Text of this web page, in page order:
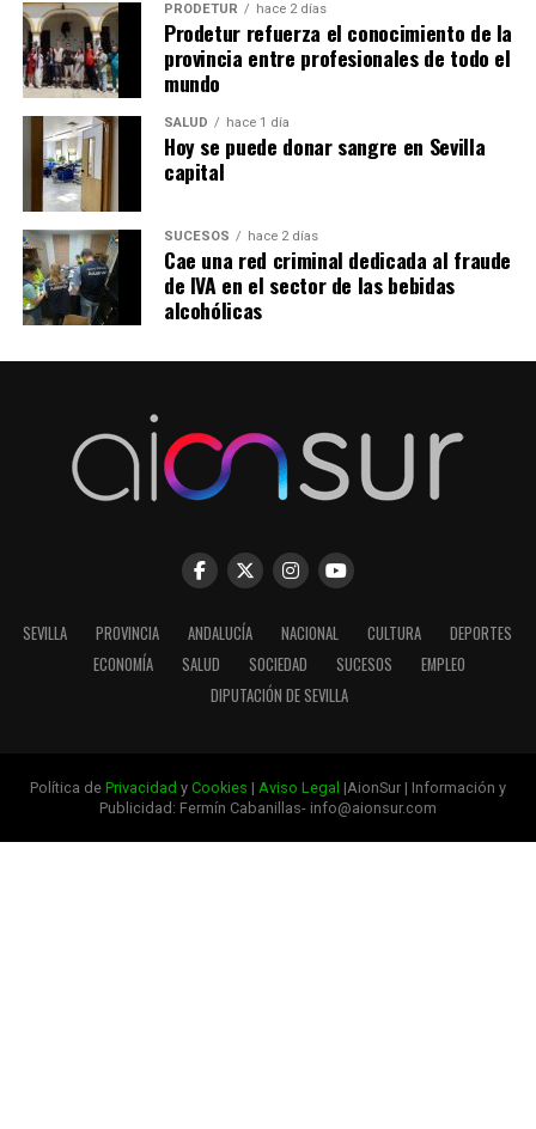
PRODETUR hace 2 días
Prodetur refuerza el conocimiento de la
provincia entre profesionales de todo el
mundo
SALUD hace 1 día
Hoy se puede donar sangre en Sevilla
capital
SUCESOS hace 2 días
Cae una red criminal dedicada al fraude
de IVA en el sector de las bebidas
alcohólicas
SEVILLA PROVINCIA ANDALUCÍA NACIONAL CULTURA
DEPORTES
ECONOMÍA
SALUD SOCIEDAD SUCESOS
EMPLEO
DIPUTACIÓN DE SEVILLA
Política de Privacidad y Cookies | Aviso Legal |AionSur | Información y
Publicidad: Fermín Cabanillas- info@aionsur.com